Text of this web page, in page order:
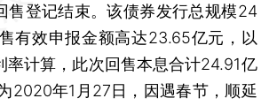
售登记结束。该债券发行总规模24
有效申报金额高达23.65亿元，以
率计算，此次回售本息合计24.91亿
2020年1月27日，因遇春节，顺延